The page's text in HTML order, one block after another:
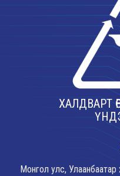
ХАЛДВАРТ
Монгол улс, Улаанбаатар